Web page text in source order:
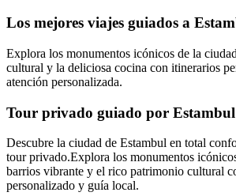
Los mejores viajes guiados a
Explora los monumentos icónicos de la
cultural y la deliciosa cocina con itinerarios
atención personalizada.
Tour privado guiado por Estambul
Descubre la ciudad de Estambul en total
tour privado.Explora los monumentos
barrios vibrante y el rico patrimonio cultural
personalizado y guía local.